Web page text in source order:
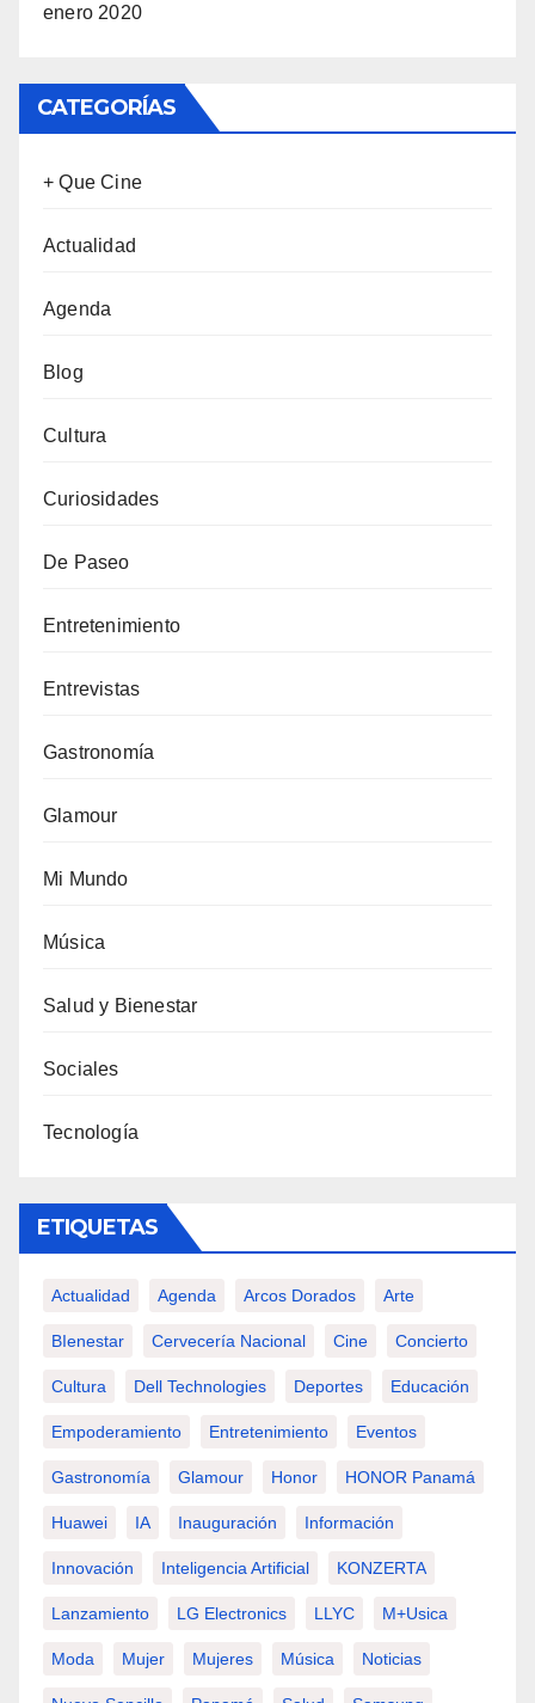
enero 2020
CATEGORÍAS
+ Que Cine
Actualidad
Agenda
Blog
Cultura
Curiosidades
De Paseo
Entretenimiento
Entrevistas
Gastronomía
Glamour
Mi Mundo
Música
Salud y Bienestar
Sociales
Tecnología
ETIQUETAS
Actualidad Agenda Arcos Dorados Arte
BIenestar Cervecería Nacional Cine Concierto
Cultura Dell Technologies Deportes Educación
Empoderamiento Entretenimiento Eventos
Gastronomía Glamour Honor HONOR Panamá
Huawei IA Inauguración Información
Innovación Inteligencia Artificial KONZERTA
Lanzamiento LG Electronics LLYC M+usica
Moda Mujer Mujeres Música Noticias